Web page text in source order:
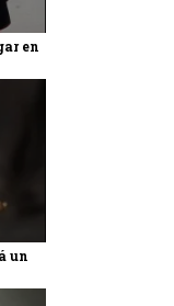
en
un